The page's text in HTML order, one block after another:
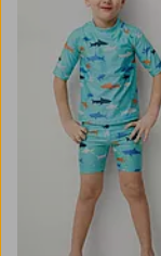
98/104110/116122/128